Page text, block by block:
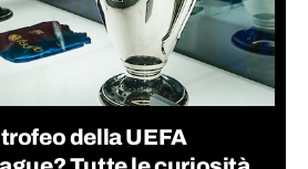
della UEFA